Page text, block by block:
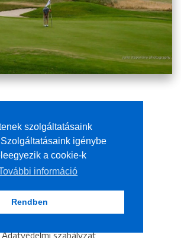
szolgáltatásaink
igénybe
a cookie-k
információ
Rendben
Adatvédelmi szabályzat